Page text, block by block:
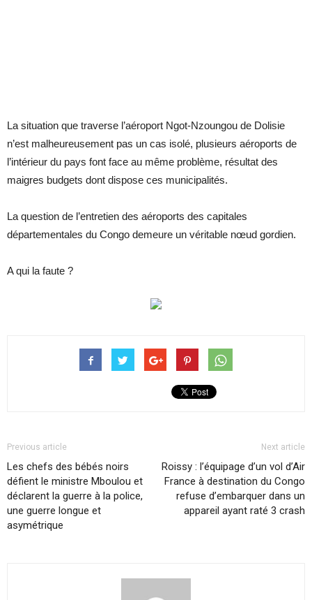
La situation que traverse l’aéroport Ngot-Nzoungou de Dolisie
n’est malheureusement pas un cas isolé, plusieurs aéroports de
l’intérieur du pays font face au même problème, résultat des
maigres budgets dont dispose ces municipalités.
La question de l’entretien des aéroports des capitales
départementales du Congo demeure un véritable nœud gordien.
A qui la faute ?
Previous article
Les chefs des bébés noirs
défient le ministre Mboulou et
déclarent la guerre à la police,
une guerre longue et
asymétrique
Next article
Roissy : l’équipage d’un vol d’Air
France à destination du Congo
refuse d’embarquer dans un
appareil ayant raté 3 crash